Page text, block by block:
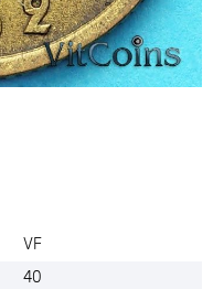
VF
40